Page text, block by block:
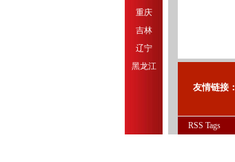
重庆
吉林
辽宁
黑龙江
友情链接：
RSS Tags